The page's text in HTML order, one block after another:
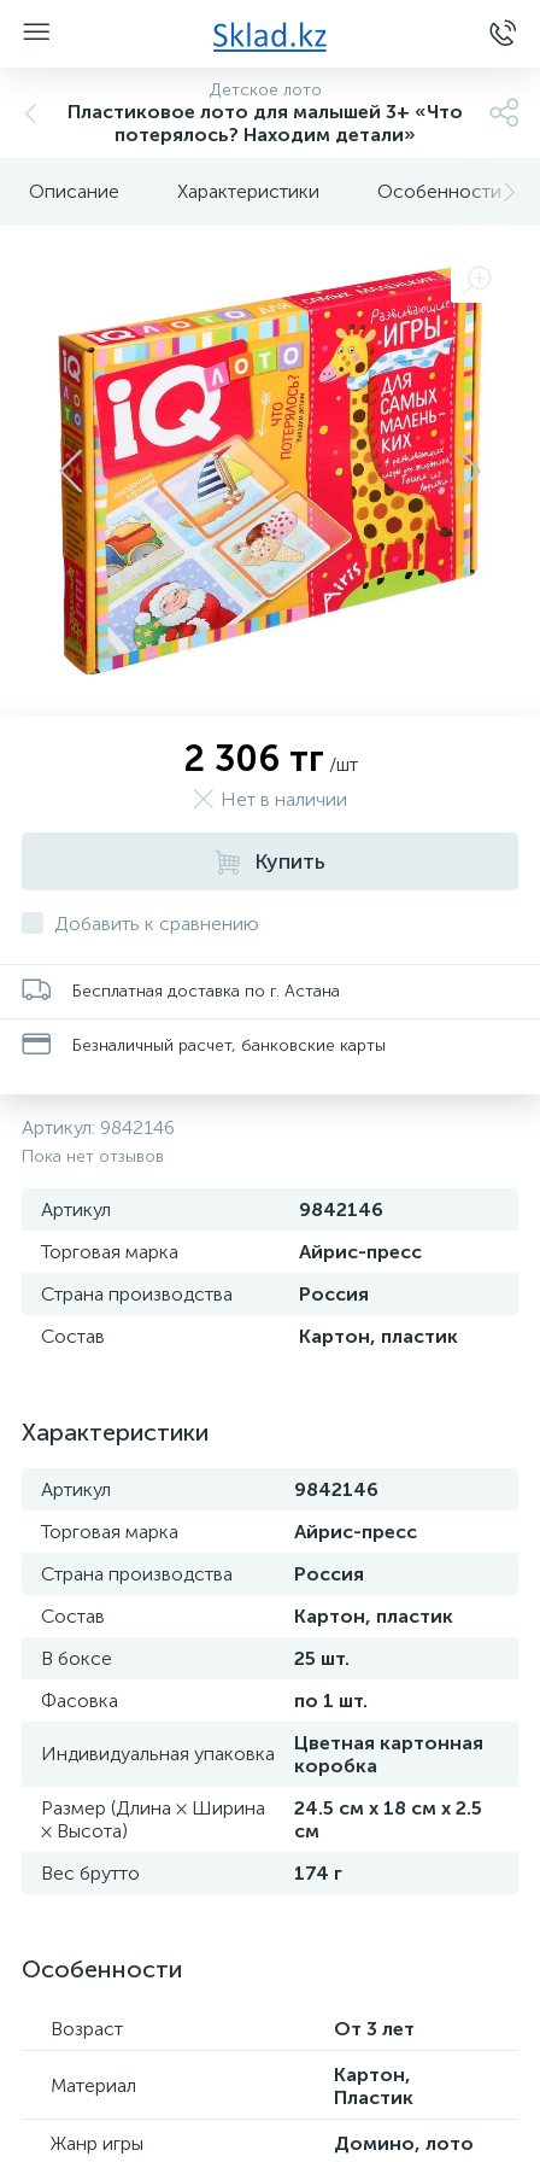
Детское лото
Пластиковое лото для малышей 3+ «Что
потерялось? Находим детали»
Описание Характеристики Особенности
2 306 тг /шт
Нет в наличии
Купить
Добавить к сравнению
Бесплатная доставка по г. Астана
Безналичный расчет, банковские карты
Артикул: 9842146
Пока нет отзывов
Артикул
9842146
Торговая марка
Айрис-пресс
Страна производства
Россия
Состав
Картон, пластик
Характеристики
Артикул
9842146
Торговая марка
Айрис-пресс
Страна производства
Россия
Состав
Картон, пластик
В боксе
25 шт.
Фасовка
по 1 шт.
Индивидуальная упаковка
Цветная картонная
коробка
Размер (Длина × Ширина
× Высота)
24.5 см х 18 см х 2.5
см
Вес брутто
174 г
Особенности
Возраст От 3 лет
Материал
Картон,
Пластик
Жанр игры
Домино, лото